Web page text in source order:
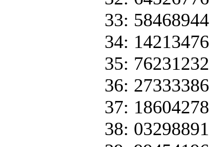
33: 58468944
34: 14213476
35: 76231232
36: 27333386
37: 18604278
38: 03298891